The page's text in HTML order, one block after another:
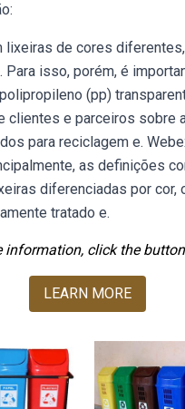
de cores
Para isso, porém, é
(pp)
clientes e parceiros
para reciclagem e.
as definições
diferenciadas por cor,
tratado e.
information, click the
LEARN MORE